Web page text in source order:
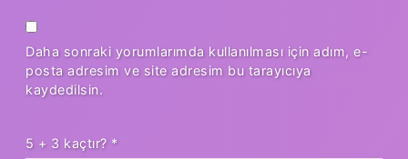
Daha sonraki yorumlarımda kullanılması için adım, e-
posta adresim ve site adresim bu tarayıcıya
kaydedilsin.
5 + 3 kaçtır? *